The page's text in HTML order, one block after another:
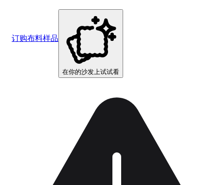
订购布料样品
在你的沙发上试试看